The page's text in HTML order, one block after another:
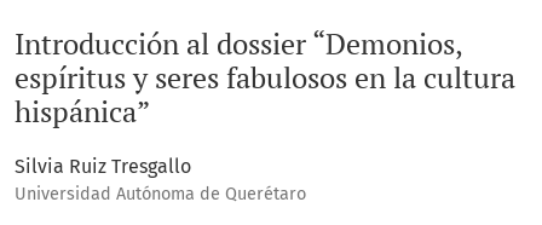
Introducción al dossier “Demonios,
espíritus y seres fabulosos en la cultura
hispánica”
Silvia Ruiz Tresgallo
Universidad Autónoma de Querétaro